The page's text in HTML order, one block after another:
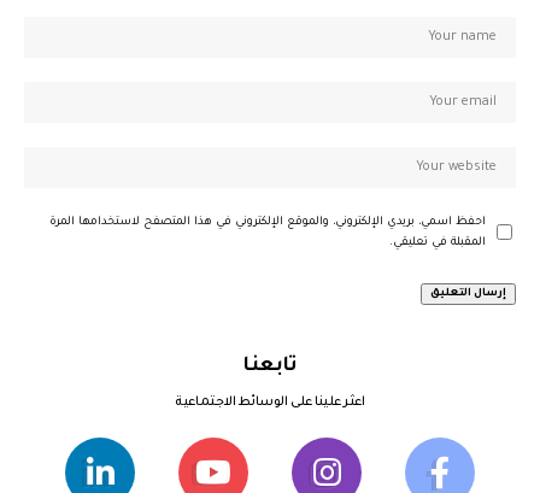
احفظ اسمي، بريدي الإلكتروني، والموقع الإلكتروني في هذا المتصفح لاستخدامها المرة
المقبلة في تعليقي.
تابعنا
اعثر علينا على الوسائط الاجتماعية